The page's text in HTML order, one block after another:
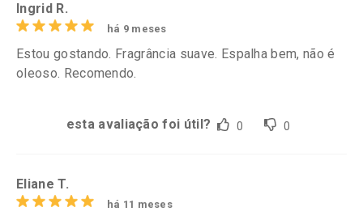
Ingrid R.
há 9 meses
Estou gostando. Fragrância suave. Espalha bem, não é
oleoso. Recomendo.
esta avaliação foi útil? 0 0
Eliane T.
há 11 meses